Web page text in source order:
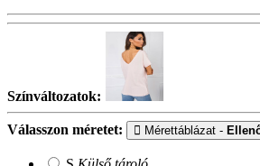
Színváltozatok:
Válasszon méretet: Mérettáblázat -